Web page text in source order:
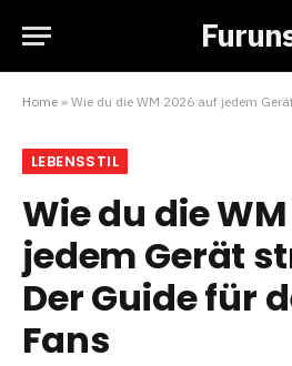
Home » Wie du die WM 2026 auf jedem Gerät
LEBENSSTIL
Wie du die
jedem Gerät
Der Guide für
Fans